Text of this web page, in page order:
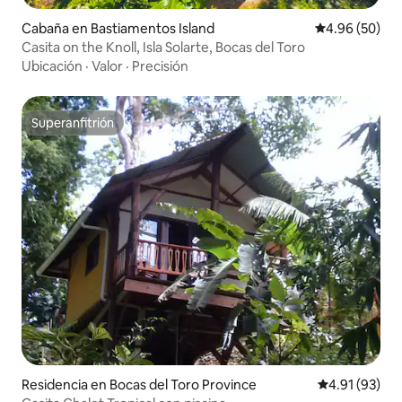
Cabaña en Bastiamentos Island Calificación
4.96 (50)
Casita on the Knoll, Isla Solarte, Bocas del Toro
Ubicación · Valor · Precisión
Superanfitrión
Superanfitrión
Residencia en Bocas del Toro Province Calificación
4.91 (93)